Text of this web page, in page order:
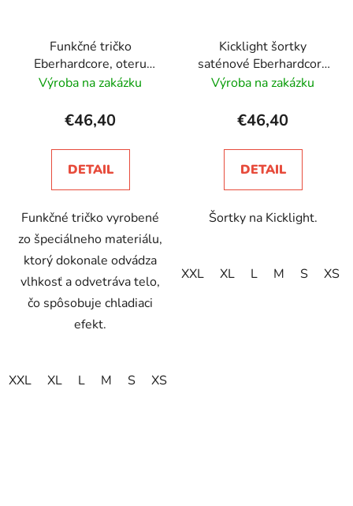
Funkčné tričko
Eberhardcore, oteru
odolné, krátky rukáv -
Výroba na zakázku
€46,40
DETAIL
Funkčné tričko vyrobené
zo špeciálneho materiálu,
ktorý dokonale odvádza
vlhkosť a odvetráva telo,
čo spôsobuje chladiaci
efekt.
XXL XL L M S XS
Kicklight šortky
saténové Eberhardcore
– unisex
Výroba na zakázku
€46,40
DETAIL
Šortky na Kicklight.
XXL XL L M S XS